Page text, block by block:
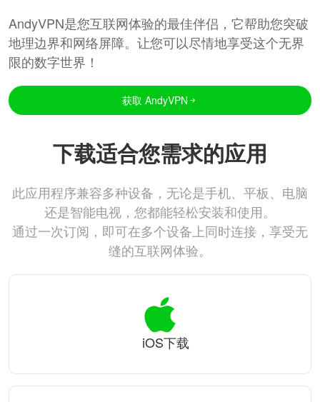
AndyVPN是您互联网体验的最佳伴侣，它帮助您突破
地理边界和网络屏障。让您可以尽情地享受这个无界
限的数字世界！
获取 AndyVPN
下载适合您需求的应用
此应用程序兼容多种设备，无论是手机、平板、电脑
还是智能电视，您都能轻松安装和使用。
通过一次订阅，即可在多个设备上同时连接，享受无
缝的互联网体验。
iOS下载